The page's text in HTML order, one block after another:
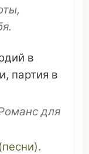
,
в
, партия в
для
(песни).